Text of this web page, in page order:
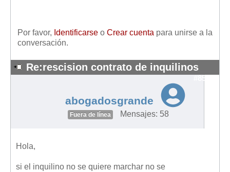
Por favor, Identificarse o Crear cuenta para unirse a la
conversación.
Re:rescision contrato de inquilinos
#8536
abogadosgrande
Fuera de línea Mensajes: 58
Hola,
si el inquilino no se quiere marchar no se